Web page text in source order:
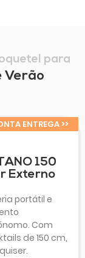
para
Verão
ENTREGA >>
150
Externo
portátil e
Com
de 150 cm,